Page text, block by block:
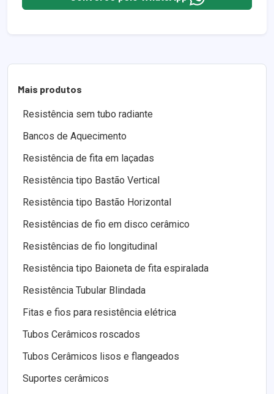
Mais produtos
Resistência sem tubo radiante
Bancos de Aquecimento
Resistência de fita em laçadas
Resistência tipo Bastão Vertical
Resistência tipo Bastão Horizontal
Resistências de fio em disco cerâmico
Resistências de fio longitudinal
Resistência tipo Baioneta de fita espiralada
Resistência Tubular Blindada
Fitas e fios para resistência elétrica
Tubos Cerâmicos roscados
Tubos Cerâmicos lisos e flangeados
Suportes cerâmicos